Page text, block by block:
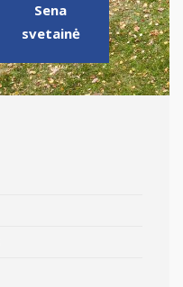
Sena
svetainė